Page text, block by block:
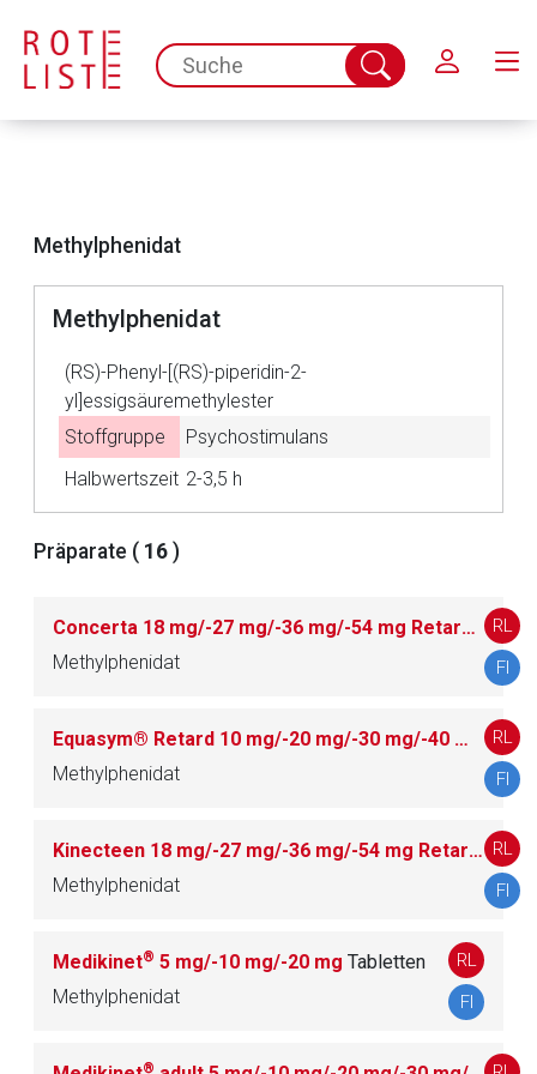
spc.search.input.placeholder
Suche
abschicken
Methylphenidat
Methylphenidat
(RS)-Phenyl-[(RS)-piperidin-2-
yl]essigsäuremethylester
Stoffgruppe
Psychostimulans
Halbwertszeit 2-3,5 h
Präparate ( 16 )
Concerta 18 mg/-27 mg/-36 mg/-54 mg Retardtabletten
Methylphenidat
RL
FI
Equasym® Retard 10 mg/-20 mg/-30 mg/-40 mg/-50 mg Hartkapseln mit veränderter Wirkstofffreisetzung
Methylphenidat
RL
FI
Kinecteen 18 mg/-27 mg/-36 mg/-54 mg Retardtabletten
Methylphenidat
RL
FI
Medikinet® 5 mg/-10 mg/-20 mg Tabletten
Methylphenidat
RL
FI
®
Aufruf einer externen Seite
Der von Ihnen aufgerufene Link öffnet eine externe Web-
Betreiber verantwortlich. Ebenso gelten dort ggf. andere
Datenschutzbestimmungen.
Zur Seite